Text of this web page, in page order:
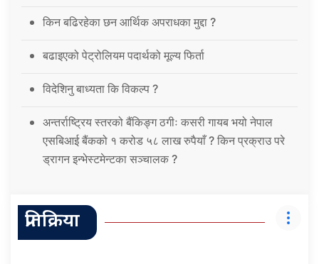
किन बढिरहेका छन आर्थिक अपराधका मुद्दा ?
बढाइएको पेट्रोलियम पदार्थको मूल्य फिर्ता
विदेशिनु बाध्यता कि विकल्प ?
अन्तर्राष्ट्रिय स्तरको बैंकिङ्ग ठगीः कसरी गायब भयो नेपाल
एसबिआई बैंकको १ करोड ५८ लाख रुपैयाँ ? किन प्रक्राउ परे
ड्रागन इन्भेस्टमेन्टका सञ्चालक ?
प्रतिक्रिया